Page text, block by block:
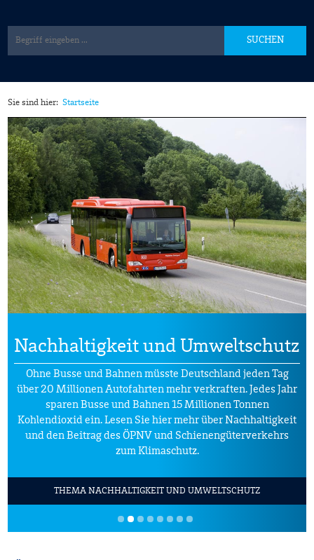
SUCHEN
Sie sind hier: Startseite
Nachhaltigkeit und Umweltschutz
Ohne Busse und Bahnen müsste Deutschland jeden Tag
über 20 Millionen Autofahrten mehr verkraften. Jedes Jahr
sparen Busse und Bahnen 15 Millionen Tonnen
Kohlendioxid ein. Lesen Sie hier mehr über Nachhaltigkeit
und den Beitrag des ÖPNV und Schienengüterverkehrs
zum Klimaschutz.
THEMA NACHHALTIGKEIT UND UMWELTSCHUTZ